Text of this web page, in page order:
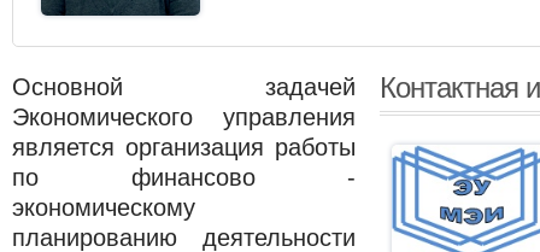
Контактная
Основной задачей
Экономического управления
является организация работы
по финансово -
экономическому
планированию деятельности